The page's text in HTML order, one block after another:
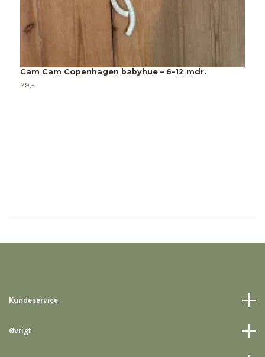
Cam Cam Copenhagen babyhue – 6–12 mdr.
29,-
Kundeservice
Øvrigt